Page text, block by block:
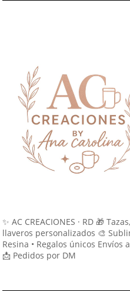
✨ AC CREACIONES · RD 🎁
llaveros personalizados 🎨
Resina • Regalos únicos Envíos
📩 Pedidos por DM